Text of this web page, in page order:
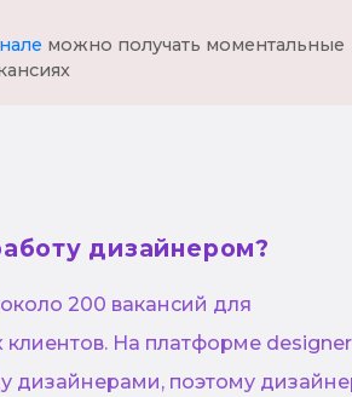
можно получать моментальные
дизайнером?
200 вакансий для
На платформе
дизайнерами, поэтому